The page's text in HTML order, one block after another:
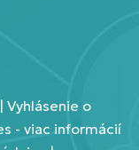
| Vyhlásenie o
- viac informácií